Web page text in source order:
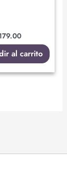
al carrito